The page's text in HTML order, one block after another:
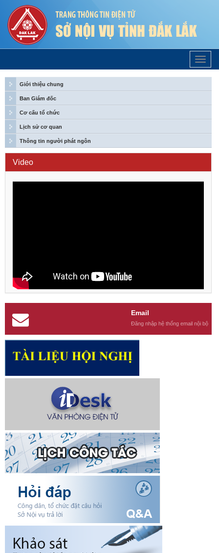
Trang
Chủ
Giới thiệu chung
Ban Giám đốc
Cơ cấu tổ chức
Lịch sử cơ quan
Thông tin người phát ngôn
Video
Email
Đăng nhập hệ thống email nội bộ